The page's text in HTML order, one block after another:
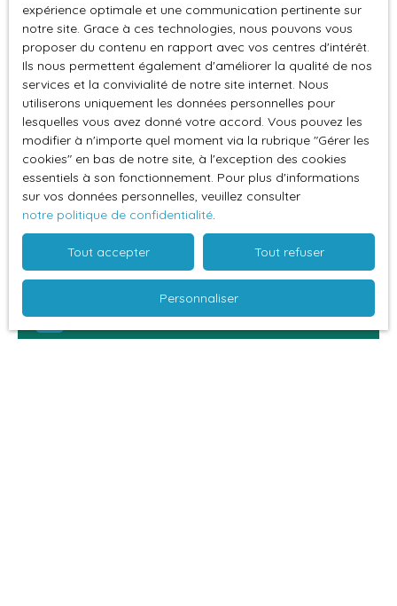
85€ /mois CC
GARAGE FERME CENTRE VILLE
Le Havre 76600 1place
STATIONNEMENT CENTRE VILLE, garage fermé en sous-
sol en plein centre ville rue de fontenelle
Loué
expérience optimale et une communication pertinente sur
notre site. Grace à ces technologies, nous pouvons vous
proposer du contenu en rapport avec vos centres d'intérêt.
Ils nous permettent également d'améliorer la qualité de nos
services et la convivialité de notre site internet. Nous
utiliserons uniquement les données personnelles pour
lesquelles vous avez donné votre accord. Vous pouvez les
modifier à n'importe quel moment via la rubrique ″Gérer les
cookies″ en bas de notre site, à l'exception des cookies
essentiels à son fonctionnement. Pour plus d'informations
sur vos données personnelles, veuillez consulter
notre politique de confidentialité.
Tout accepter Tout refuser
Personnaliser